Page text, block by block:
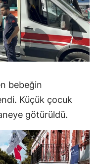
bebeğin
Küçük çocuk
götürüldü.